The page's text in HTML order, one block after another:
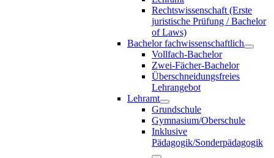
Rechtswissenschaft (Erste
juristische Prüfung / Bachelor
of Laws)
Bachelor fachwissenschaftlich
Vollfach-Bachelor
Zwei-Fächer-Bachelor
Überschneidungsfreies
Lehrangebot
Lehramt
Grundschule
Gymnasium/Oberschule
Inklusive
Pädagogik/Sonderpädagogik